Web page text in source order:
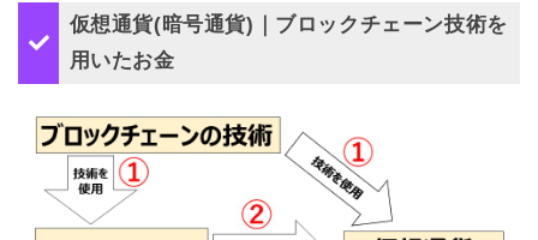
仮想通貨(暗号通貨)｜ブロックチェーン技術を
用いたお金